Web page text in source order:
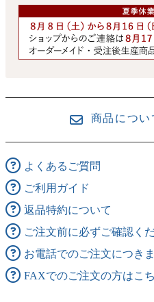
商品につい
よくあるご質問
ご利用ガイド
返品特約について
ご注文前に必ずご確認く
お電話でのご注文につき
FAXでのご注文の方はこ